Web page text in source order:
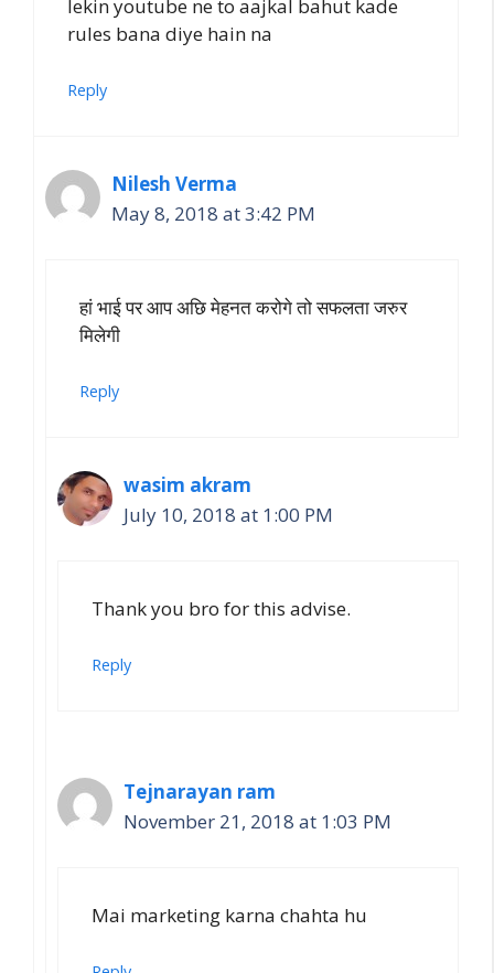
lekin youtube ne to aajkal bahut kade
rules bana diye hain na
Reply
Nilesh Verma
May 8, 2018 at 3:42 PM
हां भाई पर आप अछि मेहनत करोगे तो सफलता जरुर
मिलेगी
Reply
wasim akram
July 10, 2018 at 1:00 PM
Thank you bro for this advise.
Reply
Tejnarayan ram
November 21, 2018 at 1:03 PM
Mai marketing karna chahta hu